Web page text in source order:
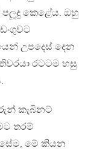
කෙළේය. ඔහු
උපදෙස් දෙන
රටටම හසු
කැබිනට්
තරම්
මේ කියන